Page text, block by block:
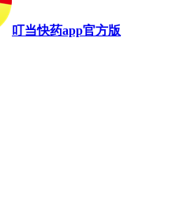
叮当快药app官方版